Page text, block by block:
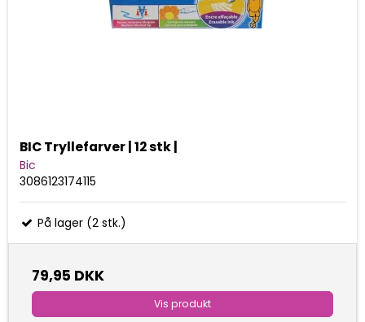
BIC Tryllefarver | 12 stk |
Bic
3086123174115
På lager (2 stk.)
79,95 DKK
Vis produkt